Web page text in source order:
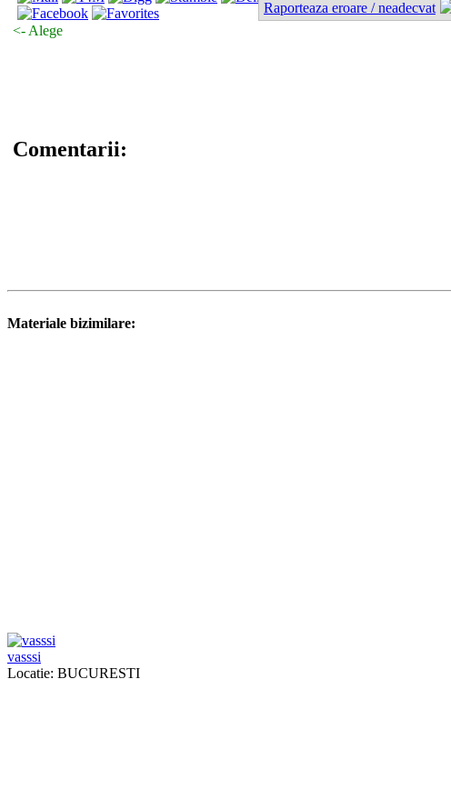
<- Alege
Raporteaza eroare / neadecvat
Comentarii:
Materiale bizimilare:
vasssi
Locatie: BUCURESTI